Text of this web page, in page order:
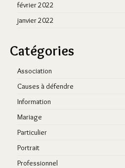
février 2022
janvier 2022
Catégories
Association
Causes à défendre
Information
Mariage
Particulier
Portrait
Professionnel